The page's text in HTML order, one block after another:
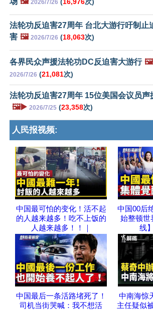
2026/7/26 (16,976次)
法轮功反迫害27周年 台北大游行吁制止
害 🖼️ 2026/7/26 (18,063次)
各界民众声援法轮功DC反迫害大游行 🖼️
2026/7/26 (21,081次)
法轮功反迫害27周年 15位美国会议员声
🖼️▶️ 2026/7/25 (23,358次)
人民报视频:
中国最可怕的变化！活不起
的人越来越多！吃不上饭的
人越来越多！！｜
中国00后
始整顿世
线
中国最后一条活路堵死了！
司机当街哭喊：我不想活
中南海惊
主任疑似